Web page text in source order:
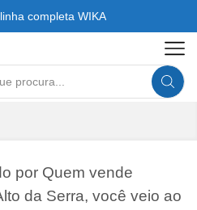
completa WIKA
Search
por Quem vende
da Serra, você veio ao